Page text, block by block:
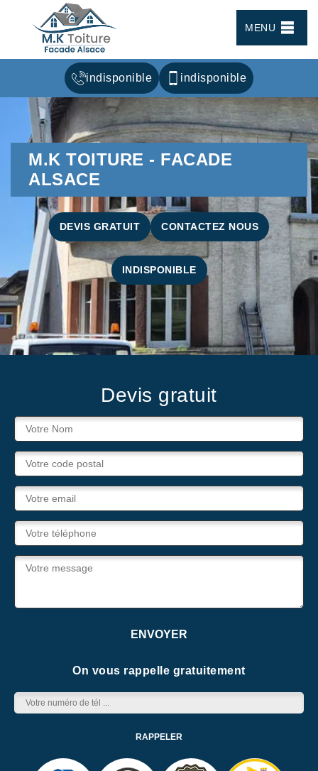
MENU
indisponible indisponible
M.K TOITURE - FACADE
ALSACE
DEVIS GRATUIT CONTACTEZ NOUS
INDISPONIBLE
Devis gratuit
On vous rappelle gratuitement